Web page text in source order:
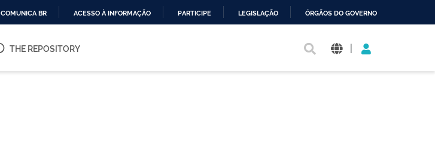
O
COMUNICA BR ACESSO À INFORMAÇÃO PARTICIPE LEGISLAÇÃO ÓRGÃOS DO GOVERNO
THE REPOSITORY |